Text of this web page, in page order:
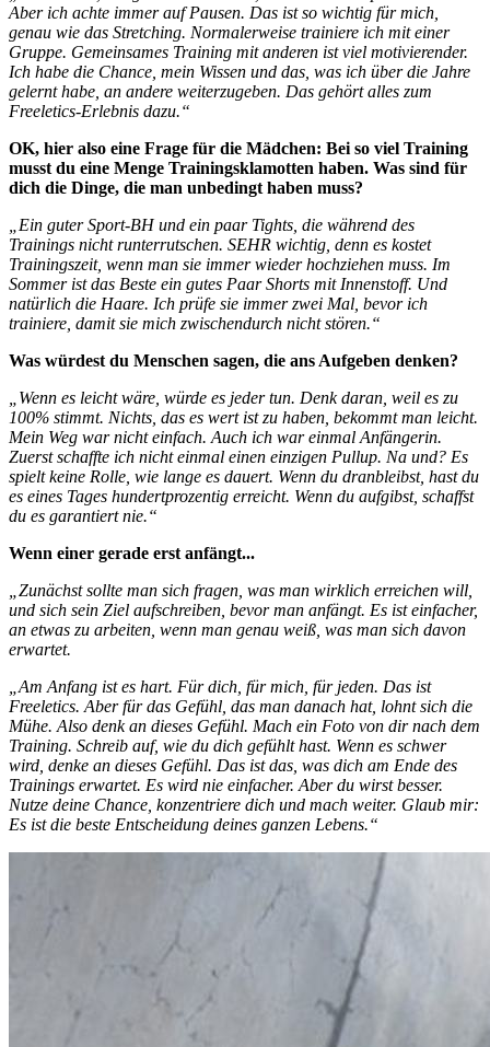
Aber ich achte immer auf Pausen. Das ist so wichtig für mich,
genau wie das Stretching. Normalerweise trainiere ich mit einer
Gruppe. Gemeinsames Training mit anderen ist viel motivierender.
Ich habe die Chance, mein Wissen und das, was ich über die Jahre
gelernt habe, an andere weiterzugeben. Das gehört alles zum
Freeletics-Erlebnis dazu.“
OK, hier also eine Frage für die Mädchen: Bei so viel Training
musst du eine Menge Trainingsklamotten haben. Was sind für
dich die Dinge, die man unbedingt haben muss?
„Ein guter Sport-BH und ein paar Tights, die während des
Trainings nicht runterrutschen. SEHR wichtig, denn es kostet
Trainingszeit, wenn man sie immer wieder hochziehen muss. Im
Sommer ist das Beste ein gutes Paar Shorts mit Innenstoff. Und
natürlich die Haare. Ich prüfe sie immer zwei Mal, bevor ich
trainiere, damit sie mich zwischendurch nicht stören.“
Was würdest du Menschen sagen, die ans Aufgeben denken?
„Wenn es leicht wäre, würde es jeder tun. Denk daran, weil es zu
100% stimmt. Nichts, das es wert ist zu haben, bekommt man leicht.
Mein Weg war nicht einfach. Auch ich war einmal Anfängerin.
Zuerst schaffte ich nicht einmal einen einzigen Pullup. Na und? Es
spielt keine Rolle, wie lange es dauert. Wenn du dranbleibst, hast du
es eines Tages hundertprozentig erreicht. Wenn du aufgibst, schaffst
du es garantiert nie.“
Wenn einer gerade erst anfängt...
„Zunächst sollte man sich fragen, was man wirklich erreichen will,
und sich sein Ziel aufschreiben, bevor man anfängt. Es ist einfacher,
an etwas zu arbeiten, wenn man genau weiß, was man sich davon
erwartet.
„Am Anfang ist es hart. Für dich, für mich, für jeden. Das ist
Freeletics. Aber für das Gefühl, das man danach hat, lohnt sich die
Mühe. Also denk an dieses Gefühl. Mach ein Foto von dir nach dem
Training. Schreib auf, wie du dich gefühlt hast. Wenn es schwer
wird, denke an dieses Gefühl. Das ist das, was dich am Ende des
Trainings erwartet. Es wird nie einfacher. Aber du wirst besser.
Nutze deine Chance, konzentriere dich und mach weiter. Glaub mir:
Es ist die beste Entscheidung deines ganzen Lebens.“